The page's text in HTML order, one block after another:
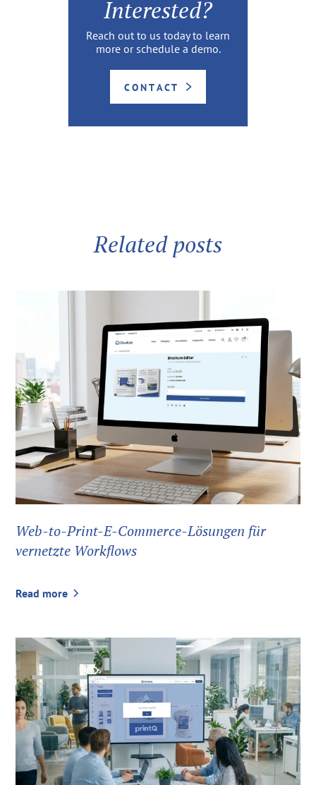
Interested?
Reach out to us today to learn
more or schedule a demo.
CONTACT
Related posts
Web-to-Print-E-Commerce-Lösungen für
vernetzte Workflows
Read more